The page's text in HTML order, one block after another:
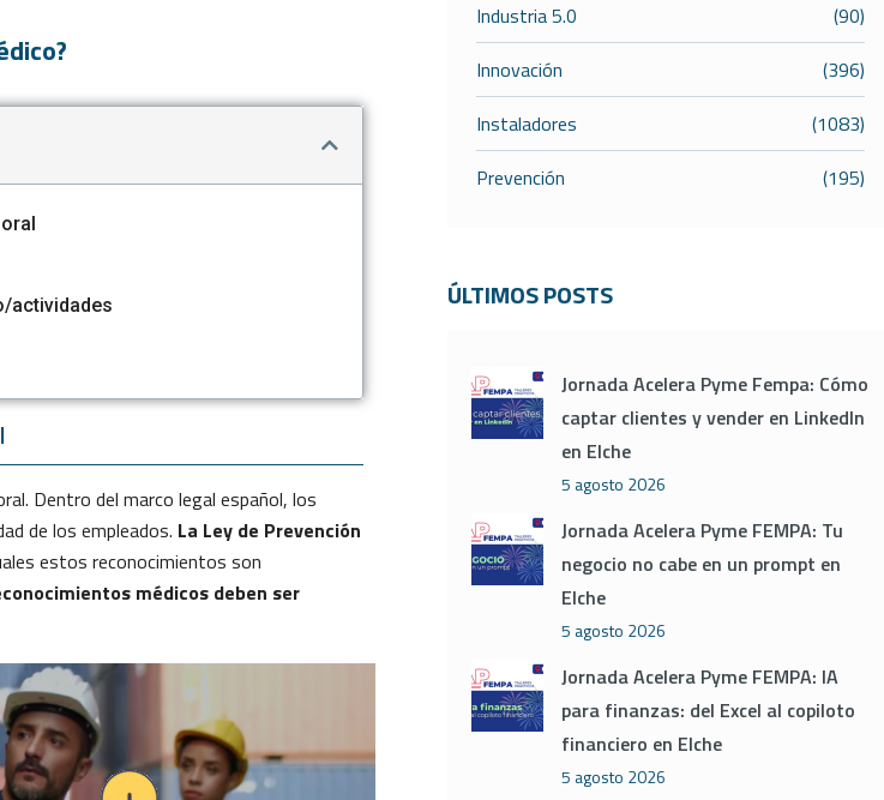
actividades
Dentro del marco legal español, los
de los empleados. La Ley de Prevención
estos reconocimientos son
médicos deben ser
Industria 5.0
(90)
Innovación
(396)
Instaladores
(1083)
Prevención
(195)
ÚLTIMOS POSTS
Jornada Acelera Pyme Fempa: Cómo
captar clientes y vender en LinkedIn
en Elche
5 agosto 2026
Jornada Acelera Pyme FEMPA: Tu
negocio no cabe en un prompt en
Elche
5 agosto 2026
Jornada Acelera Pyme FEMPA: IA
para finanzas: del Excel al copiloto
financiero en Elche
5 agosto 2026